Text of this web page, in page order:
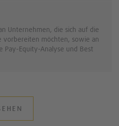
Unternehmen, die sich auf die
vorbereiten möchten, sowie an
Pay-Equity-Analyse und Best